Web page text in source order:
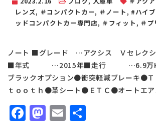
レンズ, ＃コンパクトカー, ＃ノート , #ハイ
ッドコンパクトカー専門店, ＃フィット , ＃
ノート ■グレード …アクシス Ｖセレクシ
■年式 …2015年■走行 …6.9万
ブラックオプション●衝突軽減ブレーキ●
ｔｏｏｔｈ●革シート●ＥＴＣ●オートエ
Facebook
Mastodon
Email